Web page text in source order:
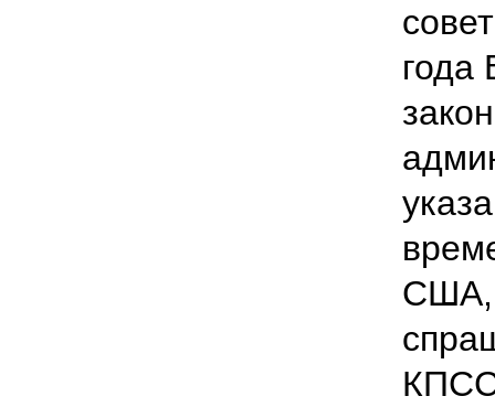
года
США,